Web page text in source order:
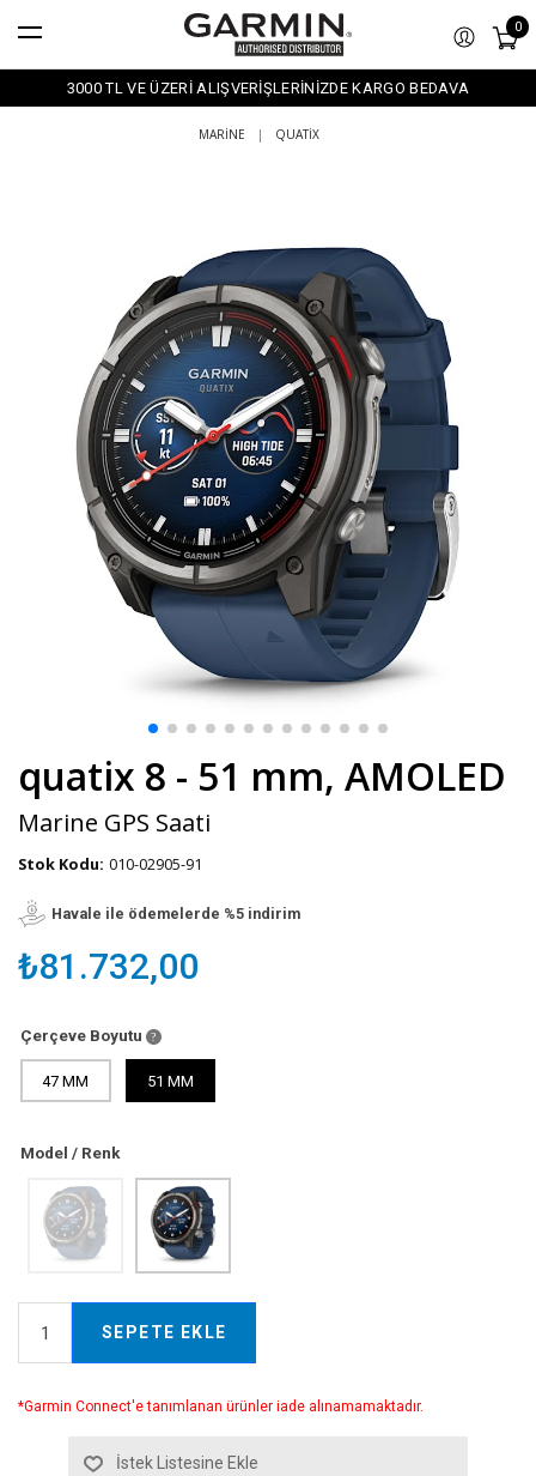
0
3000 TL VE ÜZERİ ALIŞVERİŞLERİNİZDE KARGO BEDAVA
MARINE | QUATIX
quatix 8 - 51 mm, AMOLED
Marine GPS Saati
Stok Kodu: 010-02905-91
Havale ile ödemelerde %5 indirim
₺81.732,00
Çerçeve Boyutu
47 MM 51 MM
Model / Renk
SEPETE EKLE
*Garmin Connect'e tanımlanan ürünler iade alınamamaktadır.
İstek Listesine Ekle